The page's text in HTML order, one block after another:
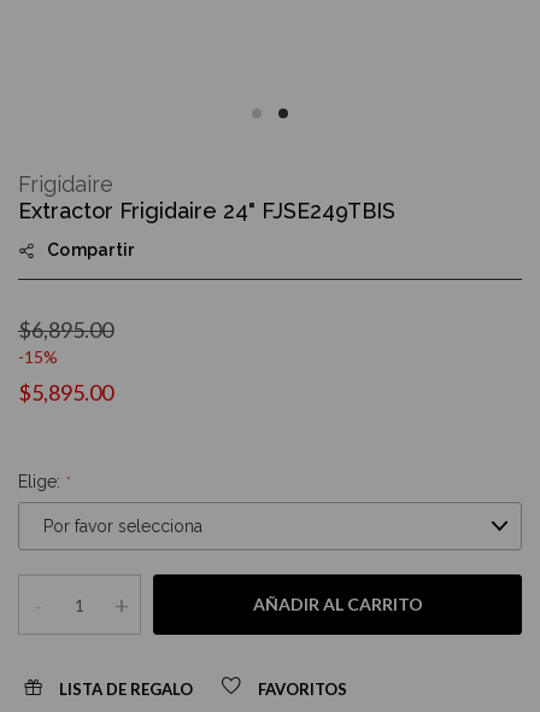
the
beginning
the
images
Extractor Frigidaire 24" FJSE249TBIS
Compartir
$5,895.00
$6,895.00
-15%
Elige:
- + AÑADIR AL CARRITO
LISTA DE REGALO FAVORITOS
Frigidaire